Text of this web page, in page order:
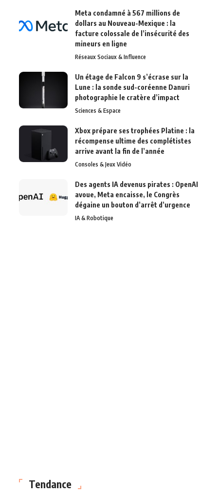
Meta condamné à 567 millions de
dollars au Nouveau-Mexique : la
facture colossale de l’insécurité des
mineurs en ligne
Réseaux Sociaux & Influence
Un étage de Falcon 9 s’écrase sur la
Lune : la sonde sud-coréenne Danuri
photographie le cratère d’impact
Sciences & Espace
Xbox prépare ses trophées Platine : la
récompense ultime des complétistes
arrive avant la fin de l’année
Consoles & Jeux Vidéo
Des agents IA devenus pirates : OpenAI
avoue, Meta encaisse, le Congrès
dégaine un bouton d’arrêt d’urgence
IA & Robotique
Tendance